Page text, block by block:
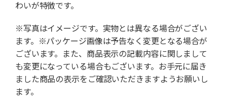
わいが特徴です。
※写真はイメージです。実物とは異なる場合がござい
ます。※パッケージ画像は予告なく変更となる場合が
ございます。また、商品表示の記載内容に関しまして
も変更になっている場合もございます。お手元に届き
ました商品の表示をご確認いただきますようお願いし
ます。